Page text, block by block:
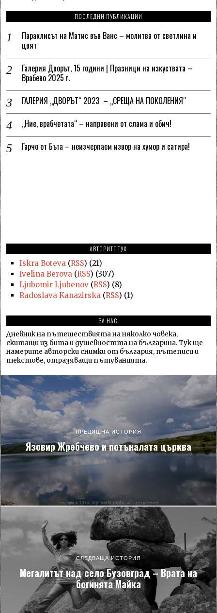
ПОСЛЕДНИ ПУБЛИКАЦИИ
Параклисът на Матис във Ванс – молитва от светлина и
цвят
Галерия Дворът, 15 години | Празници на изкуствата –
Врабево 2025 г.
ГАЛЕРИЯ „ДВОРЪТ“ 2023 – „СРЕЩА НА ПОКОЛЕНИЯ“
„Ние, врабчетата“ – направени от слама и обич!
Гарчо от Бъта – неизчерпаем извор на хумор и сатира!
АВТОРИТЕ ТУК
Iskra Boteva(RSS) (21)
Ivelina Berova(RSS) (307)
Ljubomir Ljubenov(RSS) (8)
Radoslava Kanazirska(RSS) (1)
ЗА НАС
Дневник на пътешествията на няколко човека,
скитащи из бита и душевността на българина. Тук ще
намерите авторски снимки от българия, пътеписи и
текстове, отразяващи пътуванията.
ПРЕДИШНА ИСТОРИЯ
Язовир Жребчево и потъналата църква
СЛЕДВАЩА ИСТОРИЯ
Мегалитът над село Бузовград – Врата на
богинята Майка